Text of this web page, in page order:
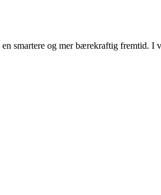
smartere og mer bærekraftig fremtid. I